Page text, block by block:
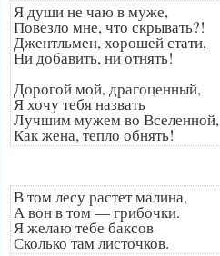
Я души не чаю в муже,
Повезло мне, что скрывать?!
Джентльмен, хорошей стати,
Ни добавить, ни отнять!
Дорогой мой, драгоценный,
Я хочу тебя назвать
Лучшим мужем во Вселенной,
Как жена, тепло обнять!
В том лесу растет малина,
А вон в том — грибочки.
Я желаю тебе баксов
Сколько там листочков.